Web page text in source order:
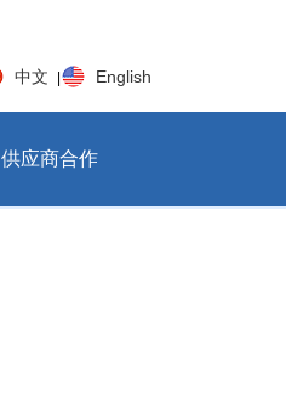
中文 | English
供应商合作